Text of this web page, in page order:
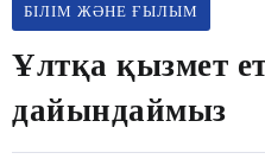
БІЛІМ ЖӘНЕ ҒЫЛЫМ
Ұлтқа қызмет
дайындаймыз